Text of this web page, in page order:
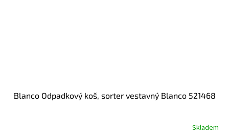
Blanco Odpadkový koš, sorter vestavný Blanco 521468
Skladem